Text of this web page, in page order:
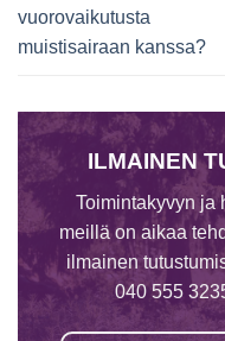
vuorovaikutusta
muistisairaan kanssa?
ILMAINEN
Toimintakyvyn ja
meillä on aikaa
ilmainen
040 555